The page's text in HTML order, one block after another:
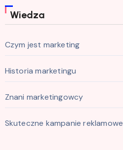
Wiedza
Czym jest marketing
Historia marketingu
Znani marketingowcy
Skuteczne kampanie reklamowe